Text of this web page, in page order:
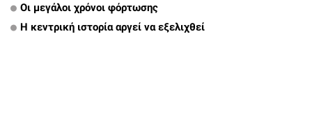
Οι μεγάλοι χρόνοι φόρτωσης
Η κεντρική ιστορία αργεί να εξελιχθεί